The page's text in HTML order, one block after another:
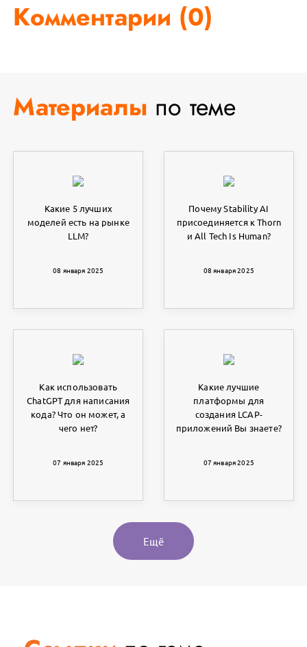
Комментарии (0)
Материалы по теме
Какие 5 лучших
моделей есть на рынке
LLM?
08 января 2025
Почему Stability AI
присоединяется к Thorn
и All Tech Is Human?
08 января 2025
Как использовать
ChatGPT для написания
кода? Что он может, а
чего нет?
07 января 2025
Какие лучшие
платформы для
создания LCAP-
приложений Вы знаете?
07 января 2025
Ещё